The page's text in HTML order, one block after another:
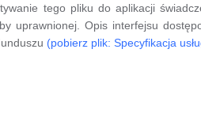
tego pliku do aplikacji
uprawnionej. Opis interfejsu
(pobierz plik: Specyfikacja